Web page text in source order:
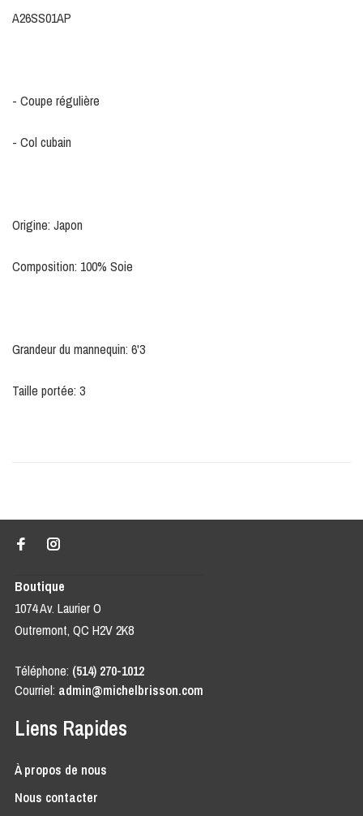
A26SS01AP
- Coupe régulière
- Col cubain
Origine: Japon
Composition: 100% Soie
Grandeur du mannequin: 6'3
Taille portée: 3
Boutique
1074 Av. Laurier O
Outremont, QC H2V 2K8
Téléphone: (514) 270-1012
Courriel: admin@michelbrisson.com
Liens Rapides
À propos de nous
Nous contacter